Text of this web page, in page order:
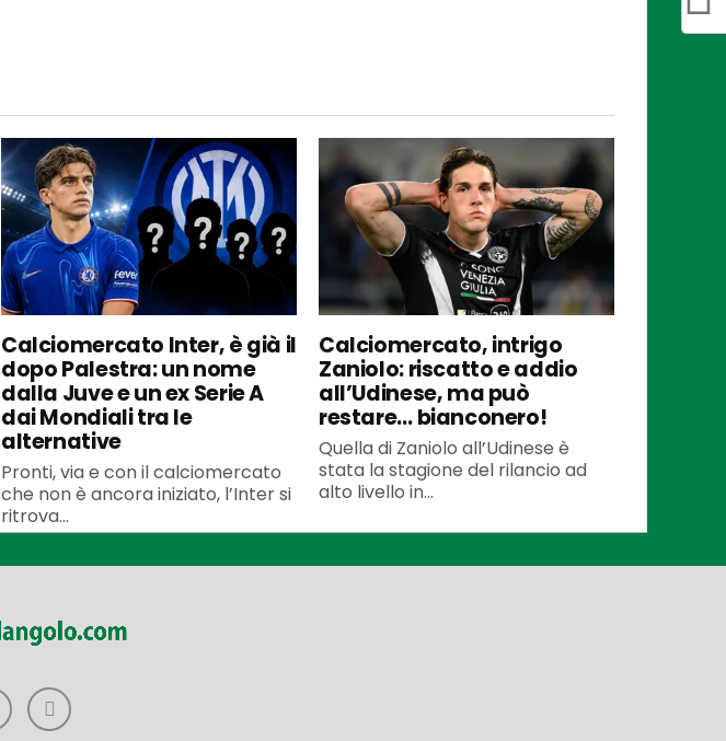
Calciomercato Inter, è già il
dopo Palestra: un nome
dalla Juve e un ex Serie A
dai Mondiali tra le
alternative
Pronti, via e con il calciomercato
che non è ancora iniziato, l’Inter si
ritrova...
Calciomercato, intrigo
Zaniolo: riscatto e addio
all’Udinese, ma può
restare… bianconero!
Quella di Zaniolo all’Udinese è
stata la stagione del rilancio ad
alto livello in...